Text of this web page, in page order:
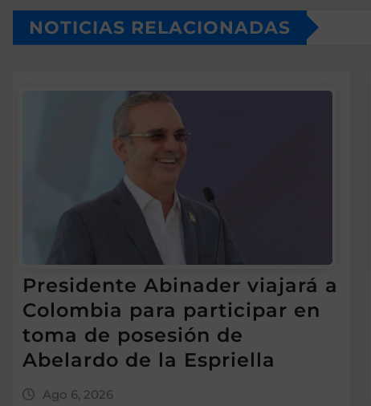
NOTICIAS RELACIONADAS
Presidente Abinader viajará a
Colombia para participar en
toma de posesión de
Abelardo de la Espriella
Ago 6, 2026